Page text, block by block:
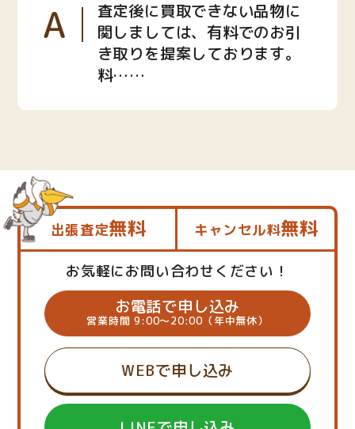
A
査定後に買取できない品物に
関しましては、有料でのお引
き取りを提案しております。
料……
出張査定無料 キャンセル料無料
お気軽にお問い合わせください！
お電話で申し込み
営業時間 9:00～20:00（年中無休）
WEBで申し込み